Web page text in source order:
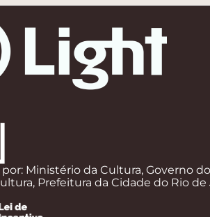
Ministério da Cultura, Governo
Prefeitura da Cidade do Rio